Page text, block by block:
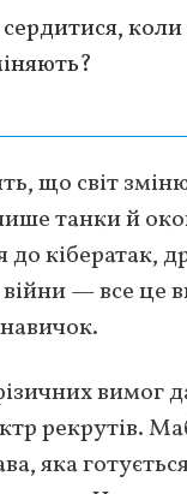
коли
що світ
танки й
кібератак,
— все це
вимог
рекрутів.
яка